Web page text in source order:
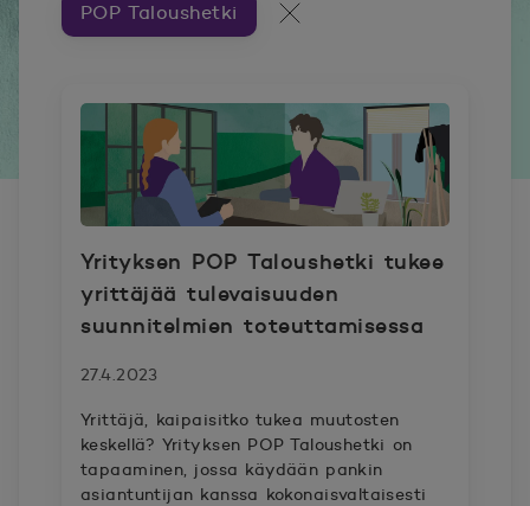
Artikkeleita aiheesta ###
POP Taloushetki Kaikki artikkelit
Yrityksen POP Taloushetki tukee
yrittäjää tulevaisuuden
suunnitelmien toteuttamisessa
27.4.2023
Yrittäjä, kaipaisitko tukea muutosten
keskellä? Yrityksen POP Taloushetki on
tapaaminen, jossa käydään pankin
asiantuntijan kanssa kokonaisvaltaisesti